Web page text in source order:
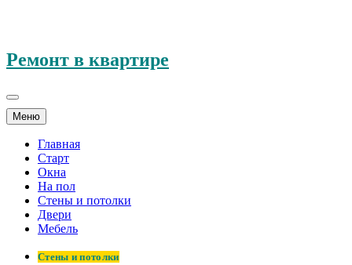
Ремонт в квартире
Меню
Главная
Старт
Окна
На пол
Стены и потолки
Двери
Мебель
Стены и потолки